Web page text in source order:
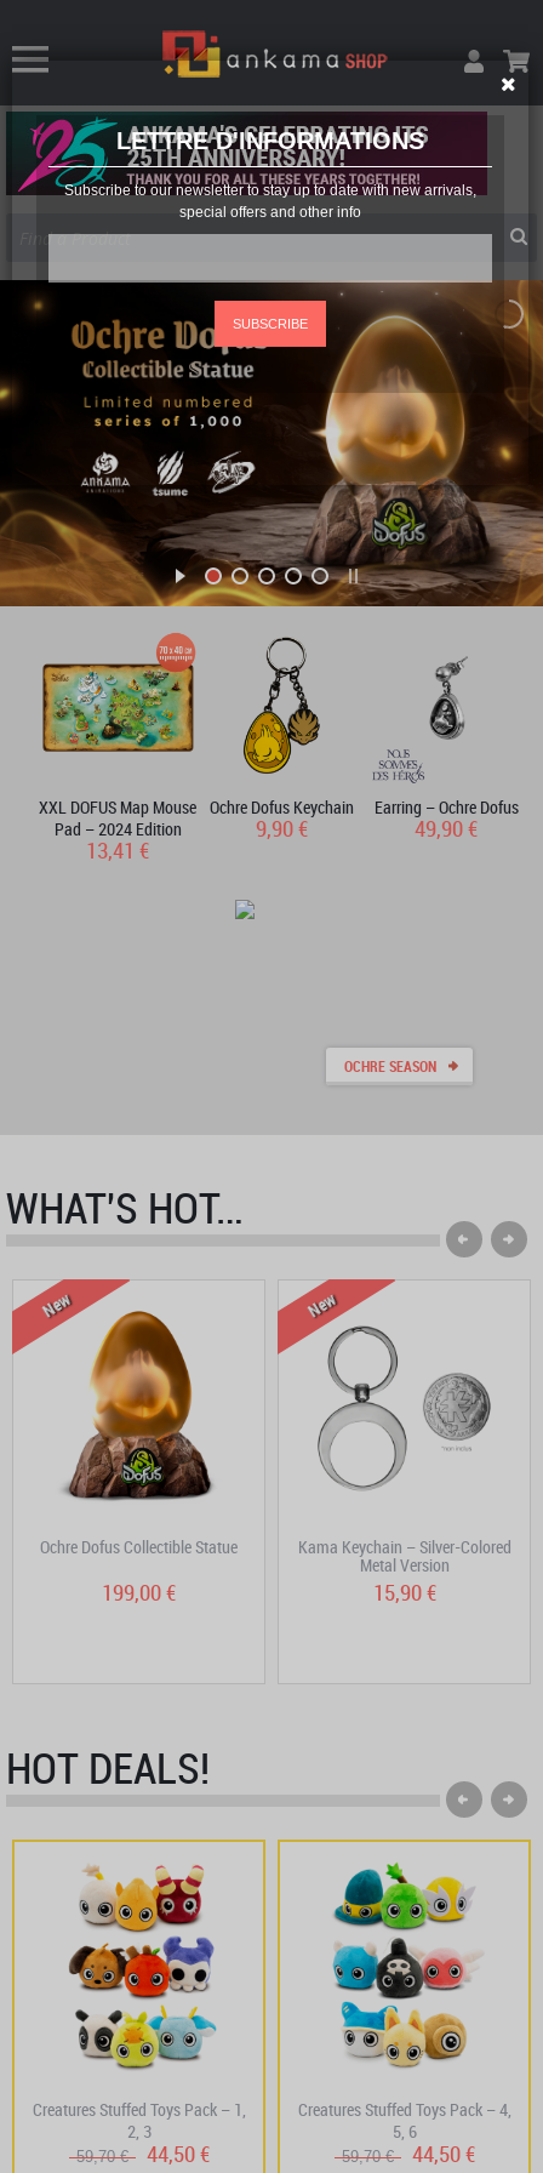
LETTRE D'INFORMATIONS
Subscribe to our newsletter to stay up to date with new arrivals,
special offers and other info
SUBSCRIBE
XXL DOFUS Map Mouse
Pad – 2024 Edition
13,41 €
Ochre Dofus Keychain
9,90 €
Earring – Ochre Dofus
49,90 €
OCHRE SEASON
WHAT'S HOT…
New
Ochre Dofus Collectible Statue
199,00 €
New
Kama Keychain – Silver-Colored
Metal Version
15,90 €
HOT DEALS!
Creatures Stuffed Toys Pack – 1,
2, 3
59,70 € 44,50 €
Creatures Stuffed Toys Pack – 4,
5, 6
59,70 € 44,50 €